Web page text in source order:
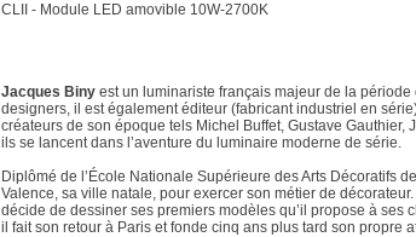
CLII - Module LED amovible 10W-2700K
Jacques Binyest un luminariste français majeur de la
designers, il est également éditeur (fabricant industriel en
créateurs de son époque tels Michel Buffet, Gustave
ils se lancent dans l’aventure du luminaire moderne de série.
Diplômé de l’École Nationale Supérieure des Arts Décoratifs
Valence, sa ville natale, pour exercer son métier de
décide de dessiner ses premiers modèles qu’il propose à ses
il fait son retour à Paris et fonde cinq ans plus tard son propre